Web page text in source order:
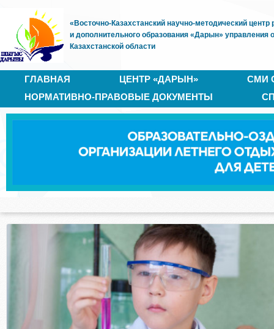
«Восточно-Казахстанский научно-методический центр
и дополнительного образования «Дарын» управления
Казахстанской области
ГЛАВНАЯ ЦЕНТР «ДАРЫН»
СМИ
НОРМАТИВНО-ПРАВОВЫЕ ДОКУМЕНТЫ